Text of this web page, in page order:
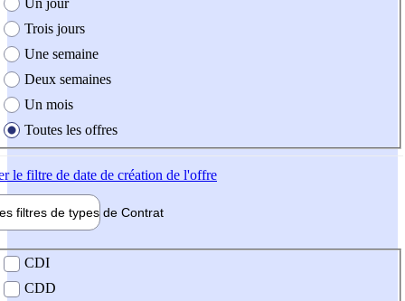
Trois jours
Une semaine
Deux semaines
Un mois
Toutes les offres
le filtre de date de création de l'offre
filtres de types de Contrat
contrat
CDI
CDD